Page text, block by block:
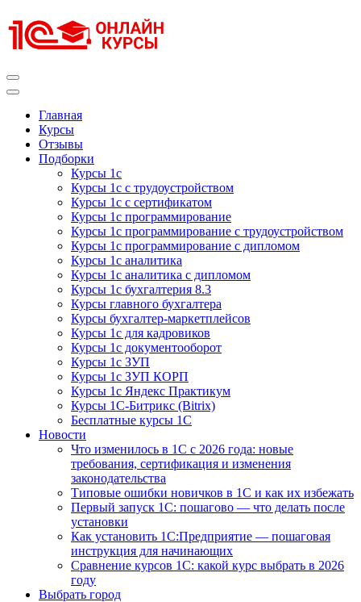
к
содержимому
Главная
Курсы
Отзывы
Подборки
Курсы 1с
Курсы 1с с трудоустройством
Курсы 1с с сертификатом
Курсы 1с программирование
Курсы 1с программирование с трудоустройством
Курсы 1с программирование с дипломом
Курсы 1с аналитика
Курсы 1с аналитика с дипломом
Курсы 1с бухгалтерия 8.3
Курсы главного бухгалтера
Курсы бухгалтер-маркетплейсов
Курсы 1с для кадровиков
Курсы 1с документооборот
Курсы 1с ЗУП
Курсы 1с ЗУП КОРП
Курсы 1с Яндекс Практикум
Курсы 1С-Битрикс (Bitrix)
Бесплатные курсы 1С
Новости
Что изменилось в 1С с 2026 года: новые
требования, сертификация и изменения
законодательства
Типовые ошибки новичков в 1С и как их избежать
Первый запуск 1С: пошагово — что делать после
установки
Как установить 1С:Предприятие — пошаговая
инструкция для начинающих
Сравнение курсов 1С: какой курс выбрать в 2026
году
Выбрать город